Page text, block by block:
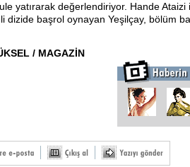
yatırarak değerlendiriyor. Hande
dizide başrol oynayan Yeşilçay, bölüm
/ MAGAZİN